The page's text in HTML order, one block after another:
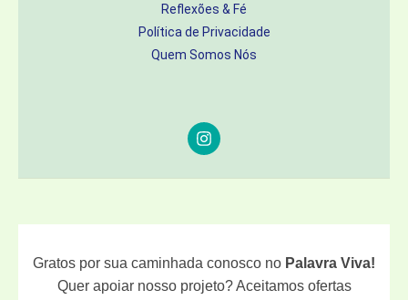
Reflexões & Fé
Política de Privacidade
Quem Somos Nós
Gratos por sua caminhada conosco no Palavra Viva!
Quer apoiar nosso projeto? Aceitamos ofertas